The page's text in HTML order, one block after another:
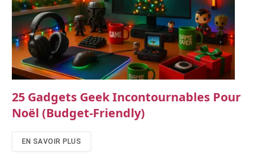
25 Gadgets Geek Incontournables Pour
Noël (budget-Friendly)
EN SAVOIR PLUS